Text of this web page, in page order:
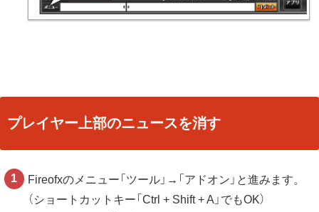
プレイヤー上部のニュースを消す
Fireofxのメニュー「ツール」→「アドオン」と進みます。
（ショートカットキー「Ctrl + Shift + A」でもOK）